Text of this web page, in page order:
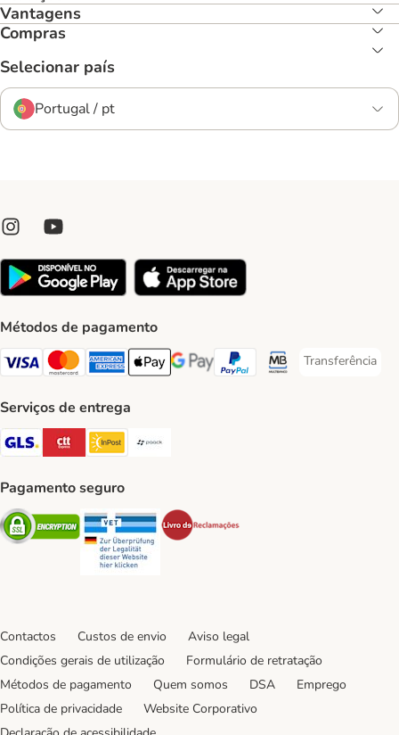
Vantagens
Compras
Selecionar país
Portugal / pt
Métodos de pagamento
Visa Payment Method
Mastercard Payment Method
American Express Payment Method
Apple Pay Payment Method
Google Pay Payment Method
PayPal Payment Method
Multibanco Payment
Transferência
Transferência
Serviços de entrega
GLS Shipping Method
CTTExpress Shipping Method
InPost Shipping Method
Pagamento seguro
Security Security
Contactos Custos de envio
Aviso legal
Condições gerais de utilização
Formulário de retratação
Métodos de pagamento
Quem somos DSA
Emprego
Política de privacidade
Website Corporativo